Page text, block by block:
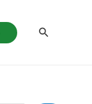
Pesquisar